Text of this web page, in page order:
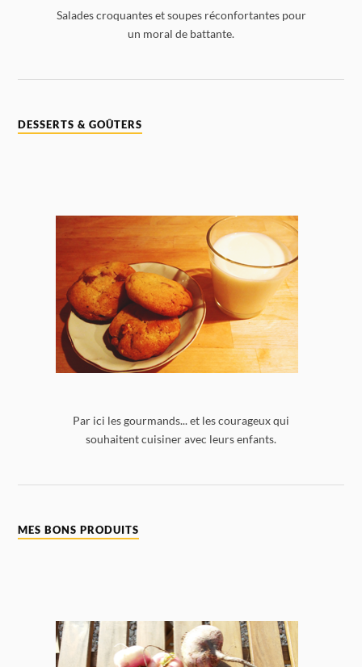
Salades croquantes et soupes réconfortantes pour
un moral de battante.
DESSERTS & GOÛTERS
Par ici les gourmands... et les courageux qui
souhaitent cuisiner avec leurs enfants.
MES BONS PRODUITS